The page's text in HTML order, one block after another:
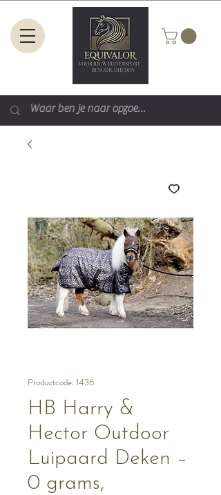
Productcode: 1436
HB Harry &
Hector Outdoor
Luipaard Deken –
0 grams,